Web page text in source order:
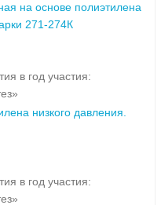
на основе полиэтилена
271-274К
в год участия:
низкого давления.
в год участия: